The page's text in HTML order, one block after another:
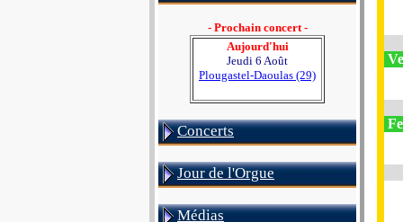
- Prochain concert -
Aujourd'hui
Jeudi 6 Août
Plougastel-Daoulas (29)
Concerts
Jour de l'Orgue
Médias